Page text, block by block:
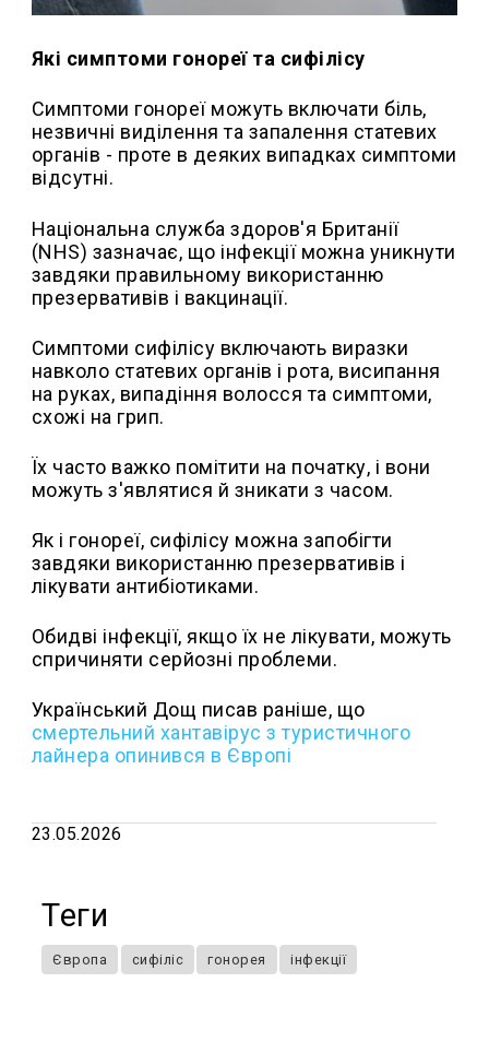
Які симптоми гонореї та сифілісу
Симптоми гонореї можуть включати біль,
незвичні виділення та запалення статевих
органів - проте в деяких випадках симптоми
відсутні.
Національна служба здоров'я Британії
(NHS) зазначає, що інфекції можна уникнути
завдяки правильному використанню
презервативів і вакцинації.
Симптоми сифілісу включають виразки
навколо статевих органів і рота, висипання
на руках, випадіння волосся та симптоми,
схожі на грип.
Їх часто важко помітити на початку, і вони
можуть з'являтися й зникати з часом.
Як і гонореї, сифілісу можна запобігти
завдяки використанню презервативів і
лікувати антибіотиками.
Обидві інфекції, якщо їх не лікувати, можуть
спричиняти серйозні проблеми.
Український Дощ писав раніше, що
смертельний хантавірус з туристичного
лайнера опинився в Європі
23.05.2026
Теги
Європа сифіліс гонорея інфекції